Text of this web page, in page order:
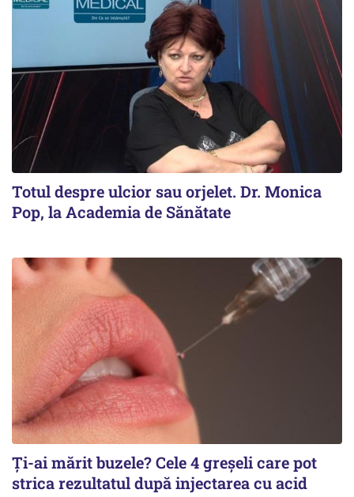
Totul despre ulcior sau orjelet. Dr. Monica
Pop, la Academia de Sănătate
Ți-ai mărit buzele? Cele 4 greșeli care pot
strica rezultatul după injectarea cu acid